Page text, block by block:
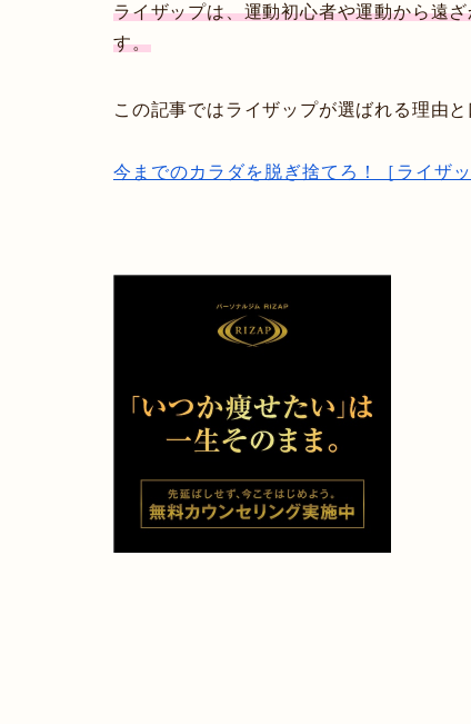
ライザップは、運動初心者や運動から遠
す。
この記事ではライザップが選ばれる理由
今までのカラダを脱ぎ捨てろ！［ライザ